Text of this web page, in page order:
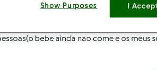
adultos,2 crianças com idade ente os
é se comprar a bimby assim com uma
bebe ainda nao come e os meus
Show Purposes I